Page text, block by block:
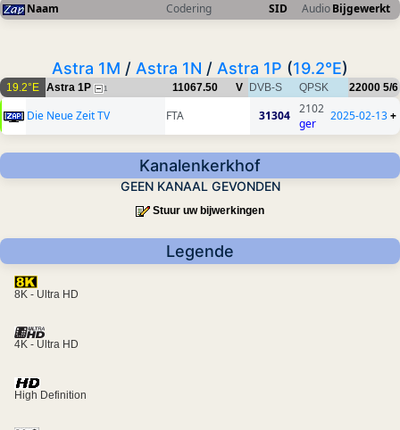
Naam Codering SID AudioBijgewerkt
Astra 1M / Astra 1N / Astra 1P (19.2°E)
19.2°E Astra 1P 1 11067.50 V DVB-S QPSK 22000 5/6
Die Neue Zeit TV FTA 31304
2102
ger
2025-02-13+
Kanalenkerkhof
GEEN KANAAL GEVONDEN
Stuur uw bijwerkingen
Legende
8K - Ultra HD
4K - Ultra HD
High Definition